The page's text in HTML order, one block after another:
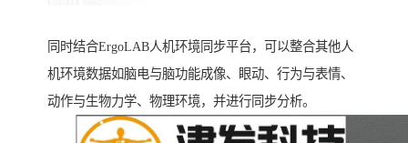
同时结合ErgoLAB人机环境同步平台，可以整合其他人
机环境数据如脑电与脑功能成像、眼动、行为与表情、
动作与生物力学、物理环境，并进行同步分析。